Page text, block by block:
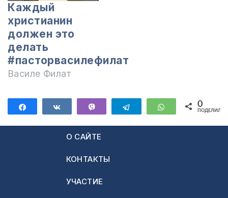
Каждый
христианин
должен это
делать
#пасторвасилефилат
Василе Филат
ПоделитьсяПоделиться Telegram WhatsApp
0
О САЙТЕ
КОНТАКТЫ
УЧАСТИЕ